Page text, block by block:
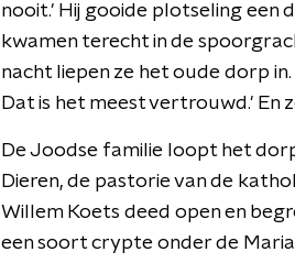
nooit.' Hij gooide plotseling een
kwamen terecht in de
nacht liepen ze het oude dorp
Dat is het meest vertrouwd.' En
De Joodse familie loopt het
Dieren, de pastorie van de
Willem Koets deed open en
een soort crypte onder de